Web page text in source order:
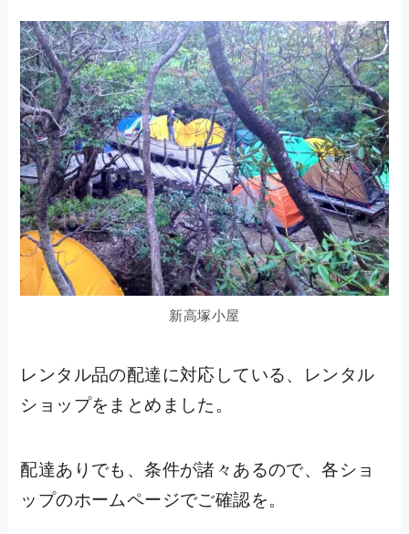
新高塚小屋
レンタル品の配達に対応している、レンタル
ショップをまとめました。
配達ありでも、条件が諸々あるので、各ショ
ップのホームページでご確認を。